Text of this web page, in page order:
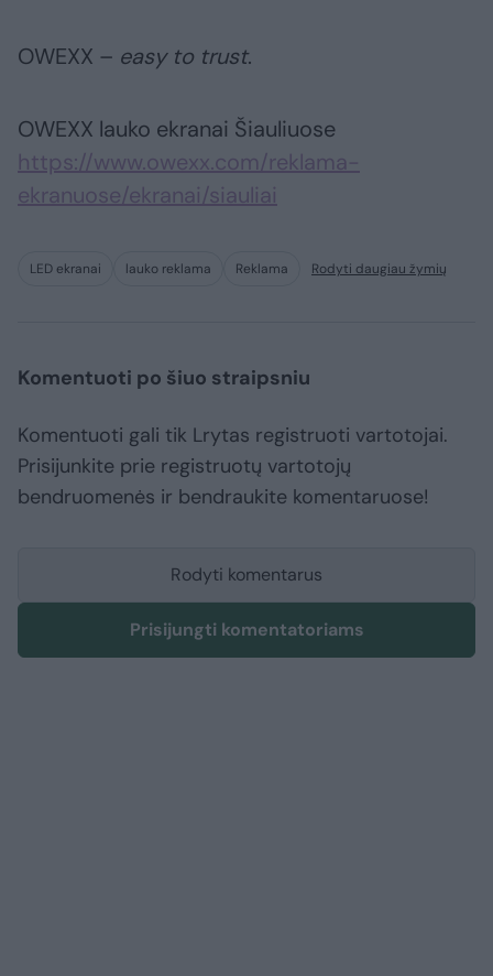
OWEXX – easy to trust.
OWEXX lauko ekranai Šiauliuose
https://www.owexx.com/reklama-
ekranuose/ekranai/siauliai
LED ekranai lauko reklama Reklama Rodyti daugiau žymių
Komentuoti po šiuo straipsniu
Komentuoti gali tik Lrytas registruoti vartotojai.
Prisijunkite prie registruotų vartotojų
bendruomenės ir bendraukite komentaruose!
Rodyti komentarus
Prisijungti komentatoriams